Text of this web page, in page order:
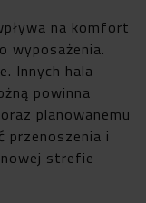
na komfort
wyposażenia.
Innych hala
powinna
planowanemu
przenoszenia i
strefie